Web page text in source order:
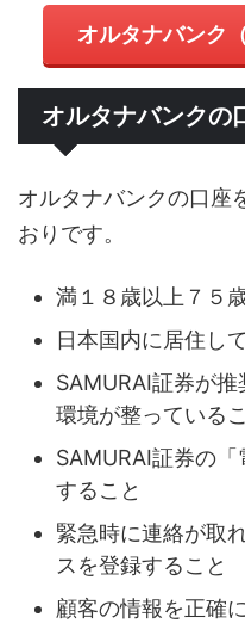
オルタナバンク
オルタナバンクの
オルタナバンクの口座
おりです。
満１８歳以上７５
日本国内に居住し
SAMURAI証券が
環境が整っている
SAMURAI証券の
すること
緊急時に連絡が取
スを登録すること
顧客の情報を正確